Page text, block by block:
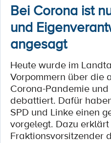
Bei Corona ist
und
angesagt
Heute wurde im
Vorpommern über die
Corona-Pandemie
debattiert. Dafür
SPD und Linke einen
vorgelegt. Dazu
Fraktionsvorsitzender